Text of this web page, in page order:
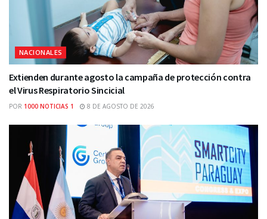
NACIONALES
Extienden durante agosto la campaña de protección contra
el Virus Respiratorio Sincicial
POR 1000 NOTICIAS 1 8 DE AGOSTO DE 2026